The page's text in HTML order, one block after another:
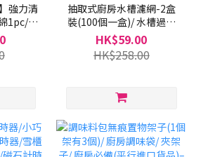
強力清
1pc/洗
/刷鍋
抽取式廚房水槽濾網-2盒
裝(100個一盒)/ 水槽過濾
網/ 排水口過濾網/家居必
備 –H023
HK$59.00
HK$258.00